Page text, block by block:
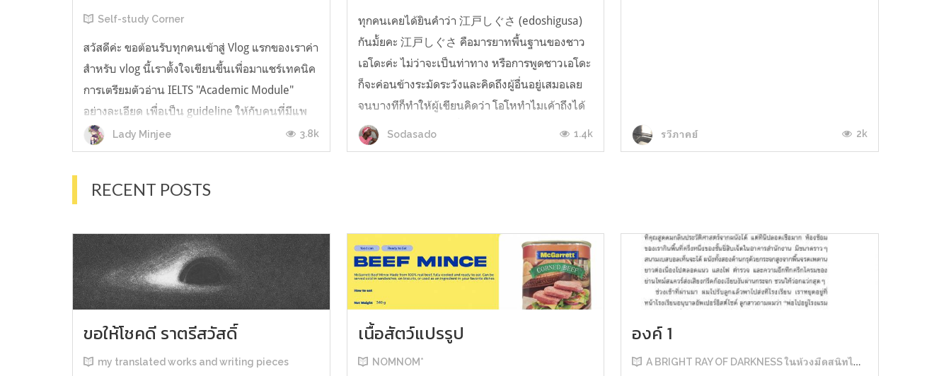
Self-study Corner
สวัสดีค่ะ ขอต้อนรับทุกคนเข้าสู่ Vlog แรกของเราค่า
สำหรับ vlog นี้เราตั้งใจเขียนขึ้นเพื่อมาแชร์เทคนิค
การเตรียมตัวอ่าน IELTS "Academic Module"
อย่างละเอียด เพื่อเป็น guideline ให้กับคนที่มีแพ
ลนจะสอบแต่ไม่รู้ต้องเริ่มตรงไหน หรืออยากจะได้
ข้อมูลเพิ่มเติมมาเสริมความมั่นใจจากที่ตัวเองเรียน
Lady Minjee 3.8k
ทุกคนเคยได้ยินคำว่า 江戸しぐさ (edoshigusa)
กันมั้ยคะ 江戸しぐさ คือมารยาทพื้นฐานของชาว
เอโดะค่ะ ไม่ว่าจะเป็นท่าทาง หรือการพูดชาวเอโดะ
ก็จะค่อนข้างระมัดระวังและคิดถึงผู้อื่นอยู่เสมอเลย
จนบางทีก็ทำให้ผู้เขียนคิดว่า โอโหทำไมเค้าถึงได้
คิดถึงคนอื่นได้ขนาดนี้นะอยากรู้มั้ยคะว่าชาวเอโดะ
มารยาทดีขนาดไหน มาลองอ่านกันได้เ...
Sodasado 1.4k รวีภาคย์ 2k
RECENT POSTS
ขอให้โชคดี ราตรีสวัสดิ์
my translated works and writing pieces
เนื้อสัตว์แปรรูป
NOMNOM*
องค์ 1
A BRIGHT RAY OF DARKNESS ในห้วงมืดสนิทไม่มิดแสง